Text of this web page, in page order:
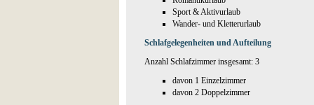
Sport & Aktivurlaub
Wander- und Kletterurlaub
Schlafgelegenheiten und Aufteilung
Anzahl Schlafzimmer insgesamt: 3
davon 1 Einzelzimmer
davon 2 Doppelzimmer